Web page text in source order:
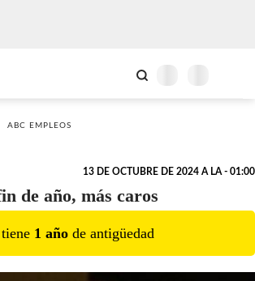
ABC EMPLEOS
13 DE OCTUBRE DE 2024 A LA - 01:00
de año, más caros
1 año de antigüedad